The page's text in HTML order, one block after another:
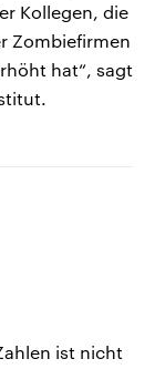
Kollegen, die
Zombiefirmen
hat“, sagt
ist nicht